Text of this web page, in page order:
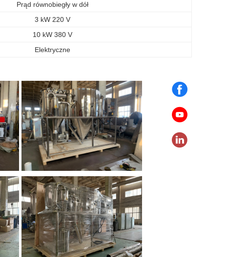
Prąd równobiegły w dół
3 kW 220 V
10 kW 380 V
Elektryczne